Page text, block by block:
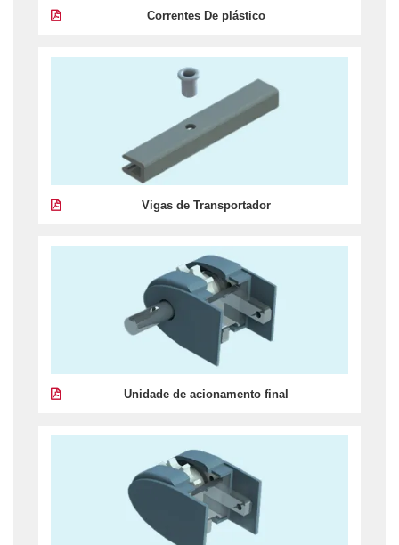
Correntes De plástico
Vigas de Transportador
Unidade de acionamento final